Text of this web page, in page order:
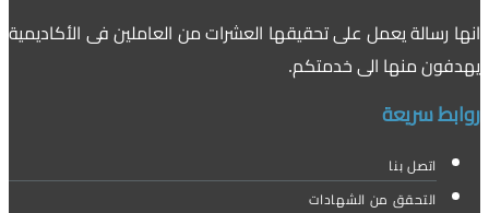
انها رسالة يعمل على تحقيقها العشرات من العاملين فى الأكاديمية
يهدفون منها الى خدمتكم.
روابط سريعة
اتصل بنا
التحقق من الشهادات